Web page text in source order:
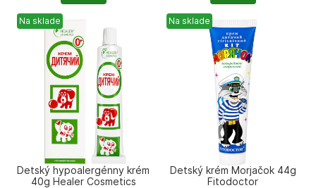
Na sklade
Detský hypoalergénny krém
40g Healer Cosmetics
Na sklade
Detský krém Morjačok 44g
Fitodoctor